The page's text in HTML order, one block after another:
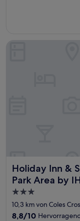
Holiday Inn &
Park Area by
Holiday Inn &
3.0-
Sterne-
Unterkunft
10,3 km von Coles
8.8
8,8/10